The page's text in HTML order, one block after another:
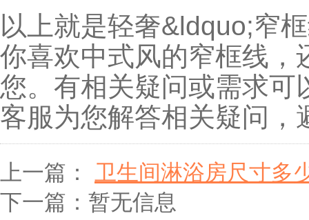
以上就是轻奢&ldquo;窄
你喜欢中式风的窄框线，
您。有相关疑问或需求可
客服为您解答相关疑问，
上一篇： 卫生间淋浴房尺寸多
下一篇：暂无信息